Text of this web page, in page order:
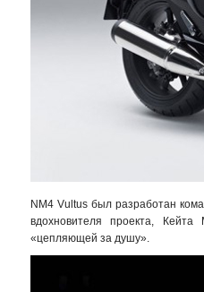
NM4 Vultus был разработан
вдохновителя проекта, Кейта
«цепляющей за душу».